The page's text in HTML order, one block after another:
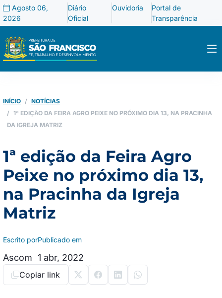
Agosto 06,
2026
Diário
Oficial
Ouvidoria
Portal de
Transparência
INÍCIO
NOTÍCIAS
1ª EDIÇÃO DA FEIRA AGRO PEIXE NO PRÓXIMO DIA 13, NA PRACINHA
DA IGREJA MATRIZ
1ª edição da Feira Agro
Peixe no próximo dia 13,
na Pracinha da Igreja
Matriz
Escrito por
Ascom
Publicado em
1 abr, 2022
Copiar link